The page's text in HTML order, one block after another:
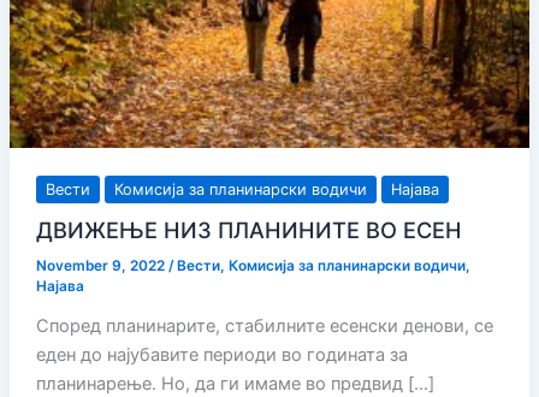
Вести Комисија за планинарски водичи Најава
ДВИЖЕЊЕ НИЗ ПЛАНИНИТЕ ВО ЕСЕН
November 9, 2022 / Вести, Комисија за планинарски водичи,
Најава
Според планинарите, стабилните есенски денови, се
еден до најубавите периоди во годината за
планинарење. Но, да ги имаме во предвид […]